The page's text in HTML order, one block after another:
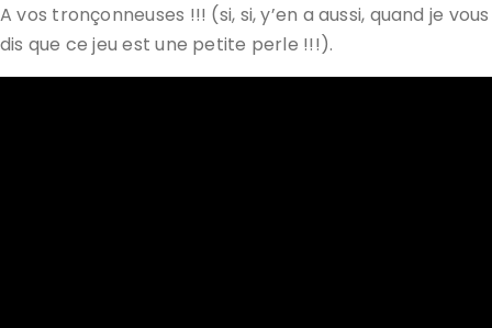
A vos tronçonneuses !!! (si, si, y’en a aussi, quand je vous
dis que ce jeu est une petite perle !!!).